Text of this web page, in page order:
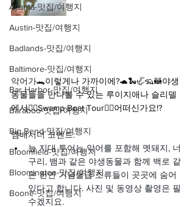
Atlanta-맛집/여행지
Austin-맛집/여행지
Badlands-맛집/여행지
Baltimore-맛집/여행지
Bar Harbor-맛집/여행지
Baraboo-맛집/여행지
Big Bend-맛집/여행지
Bloomfield-맛집/여행지
Bloomington-맛집/여행지
Boone-맛집/여행지
악어가🐊이렇게나 가까이에?🐢🐍🦏🦡🦝야생
동물들을 만나볼 수 있는 루이지애나 슬리델
에서🚣‍♂️Swamp Boat Tour🚣‍♀️어떠신가요!?
앰배서더 코멘트:
늪 지대 투어는 악어를 포함해 멧돼지, 너
구리, 뱀과 같은 야생동물과 함께 백로 같
은 천연 기념물급 조류들이 곳곳에 숨어
있다고 합니다. 사진 및 동영상 촬영은 필
수겠지요.